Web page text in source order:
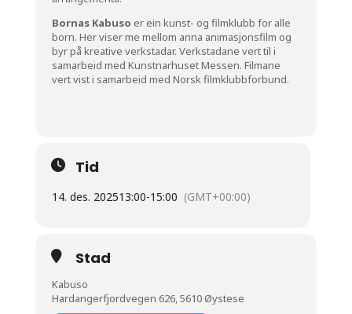
Bornas Kabuso er ein kunst- og filmklubb for alle
born. Her viser me mellom anna animasjonsfilm og
byr på kreative verkstadar. Verkstadane vert til i
samarbeid med Kunstnarhuset Messen. Filmane
vert vist i samarbeid med Norsk filmklubbforbund.
Tid
14. des. 202513:00-15:00 (GMT+00:00)
Stad
Kabuso
Hardangerfjordvegen 626, 5610 Øystese